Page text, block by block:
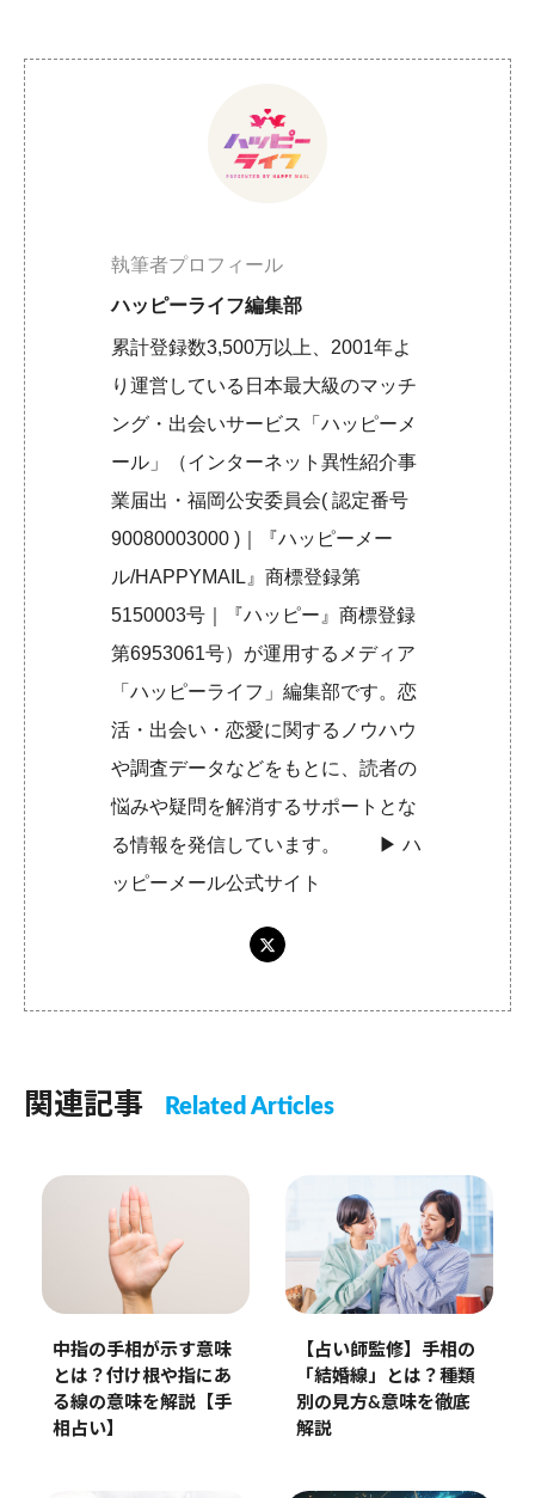
執筆者プロフィール
ハッピーライフ編集部
累計登録数3,500万以上、2001年よ
り運営している日本最大級のマッチ
ング・出会いサービス「ハッピーメ
ール」（インターネット異性紹介事
業届出・福岡公安委員会( 認定番号
90080003000 )｜『ハッピーメー
ル/HAPPYMAIL』商標登録第
5150003号｜『ハッピー』商標登録
第6953061号）が運用するメディア
「ハッピーライフ」編集部です。恋
活・出会い・恋愛に関するノウハウ
や調査データなどをもとに、読者の
悩みや疑問を解消するサポートとな
る情報を発信しています。 ▶︎ハ
ッピーメール公式サイト
関連記事 Related Articles
中指の手相が示す意味
とは？付け根や指にあ
る線の意味を解説【手
相占い】
【占い師監修】手相の
「結婚線」とは？種類
別の見方&意味を徹底
解説